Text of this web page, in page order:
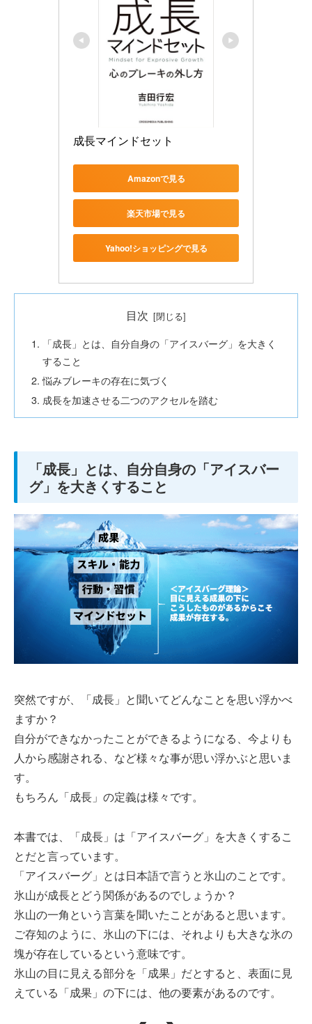
成長マインドセット
Amazonで見る
楽天市場で見る
Yahoo!ショッピングで見る
目次
「成長」とは、自分自身の「アイスバーグ」を大きく
すること
悩みブレーキの存在に気づく
成長を加速させる二つのアクセルを踏む
「成長」とは、自分自身の「アイスバー
グ」を大きくすること
突然ですが、「成長」と聞いてどんなことを思い浮かべ
ますか？
自分ができなかったことができるようになる、今よりも
人から感謝される、など様々な事が思い浮かぶと思いま
す。
もちろん「成長」の定義は様々です。
本書では、「成長」は「アイスバーグ」を大きくするこ
とだと言っています。
「アイスバーグ」とは日本語で言うと氷山のことです。
氷山が成長とどう関係があるのでしょうか？
氷山の一角という言葉を聞いたことがあると思います。
ご存知のように、氷山の下には、それよりも大きな氷の
塊が存在しているという意味です。
氷山の目に見える部分を「成果」だとすると、表面に見
えている「成果」の下には、他の要素があるのです。